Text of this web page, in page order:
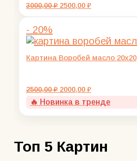
3000,00₽ Первоначальная
2500,00 ₽Текущая
- 20%
Картина Воробей масло 20х20
2500,00₽ Первоначальная
составляла
2000,00 ₽Текущая
2000,00 ₽.
🔥 Новинка в тренде
Топ 5 Картин